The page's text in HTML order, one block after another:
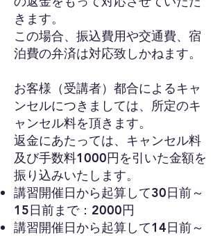
きます。
この場合、振込費用や交通費、宿
泊費の弁済は対応致しかねます。
お客様（受講者）都合によるキャ
ンセルにつきましては、所定のキ
ャンセル料を頂きます。
返金にあたっては、キャンセル料
及び手数料1000円を引いた金額を
振り込みいたします。
講習開催日から起算して30日前～
15日前まで：2000円
講習開催日から起算して14日前～